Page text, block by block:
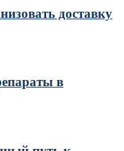
доставку
в